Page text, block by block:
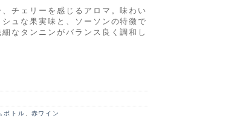
チェリーを感じるアロマ。味わい
ュな果実味と、ソーソンの特徴で
なタンニンがバランス良く調和し
ボトル 赤ワイン